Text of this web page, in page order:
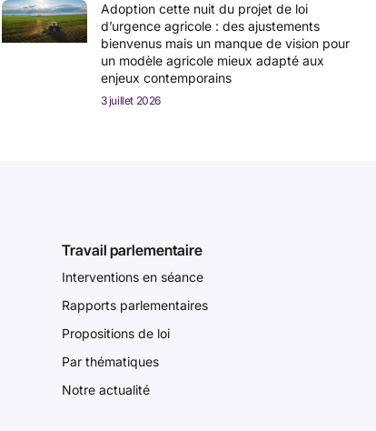
Adoption cette nuit du projet de loi
d’urgence agricole : des ajustements
bienvenus mais un manque de vision pour
un modèle agricole mieux adapté aux
enjeux contemporains
3 juillet 2026
Travail parlementaire
Interventions en séance
Rapports parlementaires
Propositions de loi
Par thématiques
Notre actualité